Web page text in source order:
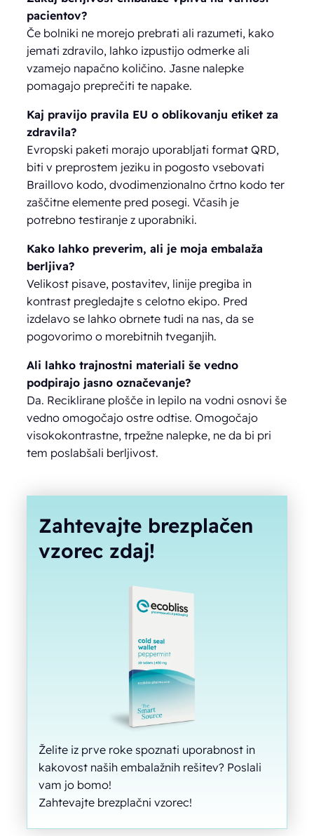
pacientov?
Če bolniki ne morejo prebrati ali razumeti, kako
jemati zdravilo, lahko izpustijo odmerke ali
vzamejo napačno količino. Jasne nalepke
pomagajo preprečiti te napake.
Kaj pravijo pravila EU o oblikovanju etiket za
zdravila?
Evropski paketi morajo uporabljati format QRD,
biti v preprostem jeziku in pogosto vsebovati
Braillovo kodo, dvodimenzionalno črtno kodo ter
zaščitne elemente pred posegi. Včasih je
potrebno testiranje z uporabniki.
Kako lahko preverim, ali je moja embalaža
berljiva?
Velikost pisave, postavitev, linije pregiba in
kontrast pregledajte s celotno ekipo. Pred
izdelavo se lahko obrnete tudi na nas, da se
pogovorimo o morebitnih tveganjih.
Ali lahko trajnostni materiali še vedno
podpirajo jasno označevanje?
Da. Reciklirane plošče in lepilo na vodni osnovi še
vedno omogočajo ostre odtise. Omogočajo
visokokontrastne, trpežne nalepke, ne da bi pri
tem poslabšali berljivost.
Zahtevajte brezplačen
vzorec zdaj!
Želite iz prve roke spoznati uporabnost in
kakovost naših embalažnih rešitev? Poslali
vam jo bomo!
Zahtevajte brezplačni vzorec!